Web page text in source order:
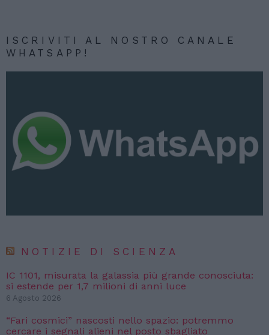
ISCRIVITI AL NOSTRO CANALE
WHATSAPP!
NOTIZIE DI SCIENZA
IC 1101, misurata la galassia più grande conosciuta:
si estende per 1,7 milioni di anni luce
6 Agosto 2026
“Fari cosmici” nascosti nello spazio: potremmo
cercare i segnali alieni nel posto sbagliato